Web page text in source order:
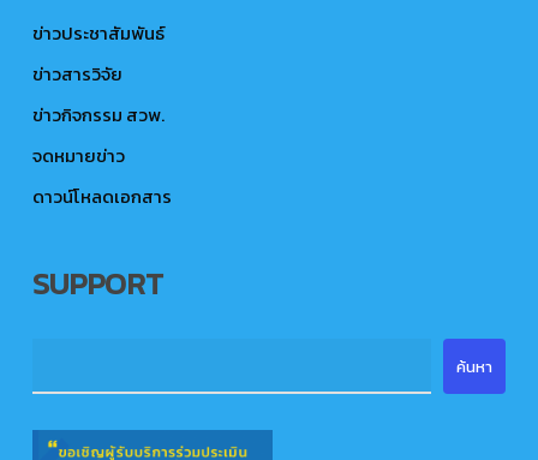
ข่าวประชาสัมพันธ์
ข่าวสารวิจัย
ข่าวกิจกรรม สวพ.
จดหมายข่าว
ดาวน์โหลดเอกสาร
SUPPORT
ค้นหา